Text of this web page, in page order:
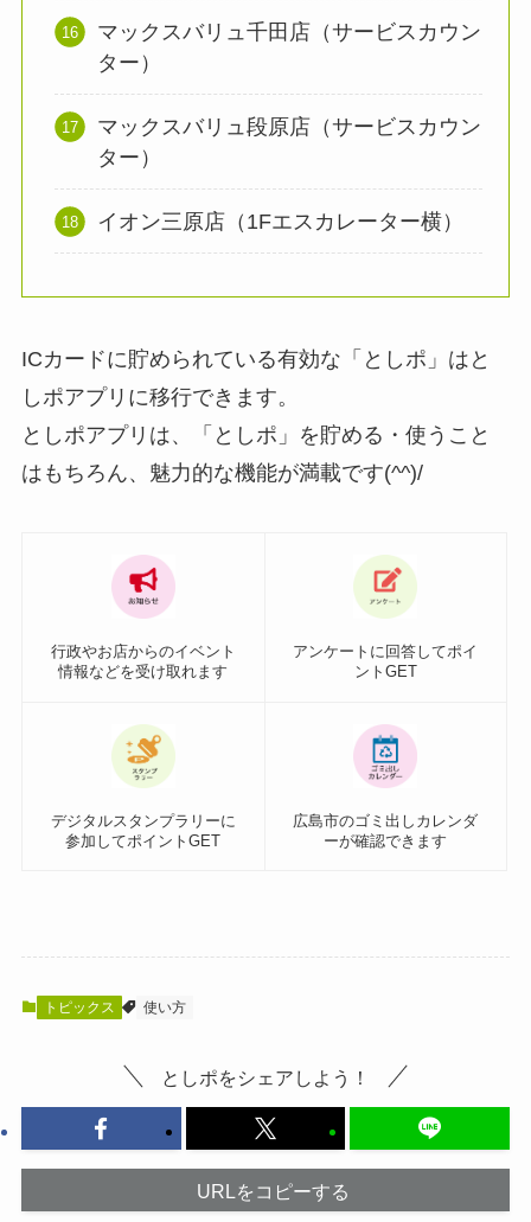
マックスバリュ千田店（サービスカウン
ター）
マックスバリュ段原店（サービスカウン
ター）
イオン三原店（1Fエスカレーター横）
ICカードに貯められている有効な「としポ」はと
しポアプリに移行できます。
としポアプリは、「としポ」を貯める・使うこと
はもちろん、魅力的な機能が満載です(^^)/
行政やお店からのイベント
情報などを受け取れます
アンケートに回答してポイ
ントGET
デジタルスタンプラリーに
参加してポイントGET
広島市のゴミ出しカレンダ
ーが確認できます
トピックス 使い方
としポをシェアしよう！
URLをコピーする